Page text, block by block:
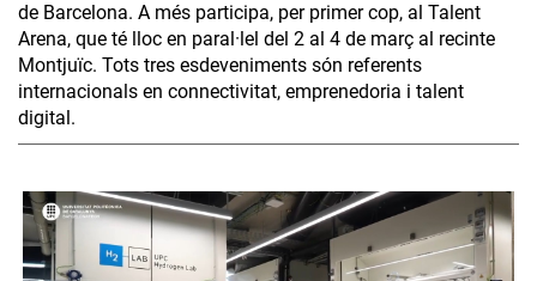
de Barcelona. A més participa, per primer cop, al Talent
Arena, que té lloc en paral·lel del 2 al 4 de març al recinte
Montjuïc. Tots tres esdeveniments són referents
internacionals en connectivitat, emprenedoria i talent
digital.